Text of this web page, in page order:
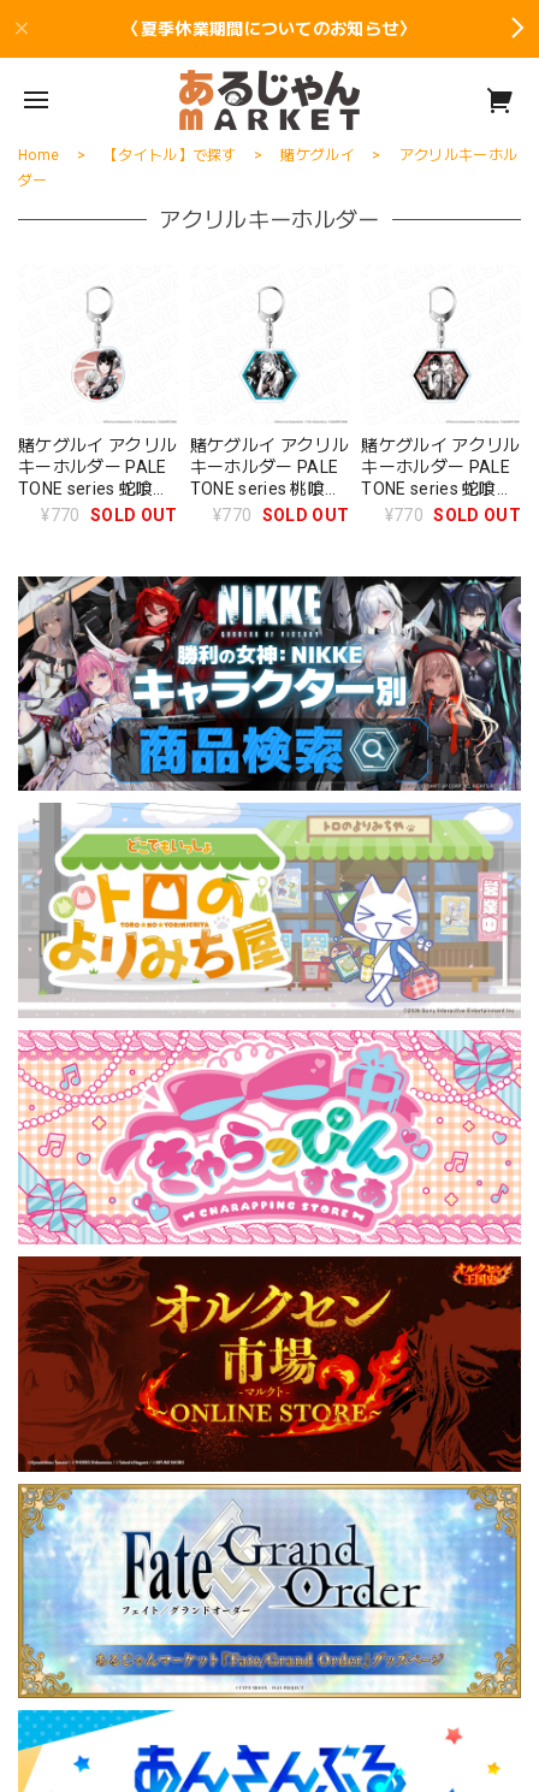
〈夏季休業期間についてのお知らせ〉
Home 【タイトル】で探す 賭ケグルイ
アクリルキーホル
ダー
アクリルキーホルダー
賭ケグルイ アクリル
キーホルダー PALE
TONE series 蛇喰夢
¥770 SOLD OUT
賭ケグルイ アクリル
キーホルダー PALE
TONE series 桃喰綺
羅莉¥770 SOLD OUT
賭ケグルイ アクリル
キーホルダー PALE
TONE series 蛇喰夢
子&早乙女芽亜里
¥770 SOLD OUT